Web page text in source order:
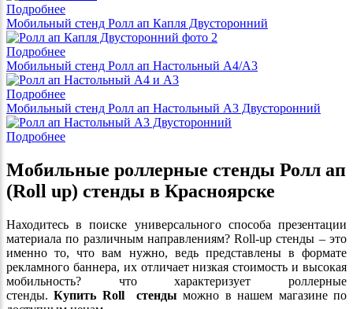
Подробнее
Мобильный стенд Ролл ап Капля Двусторонний
Подробнее
Мобильный стенд Ролл ап Настольный А4/A3
Подробнее
Мобильный стенд Ролл ап Настольный A3 Двусторонний
Подробнее
Мобильные роллерные стенды Ролл ап
(Roll up) стенды в Красноярске
Находитесь в поиске универсального способа презентации
материала по различным направлениям? Roll-up стенды – это
именно то, что вам нужно, ведь представлены в формате
рекламного баннера, их отличает низкая стоимость и высокая
мобильность? что характеризует роллерные
стенды.Купить Roll стендыможно в нашем магазине по